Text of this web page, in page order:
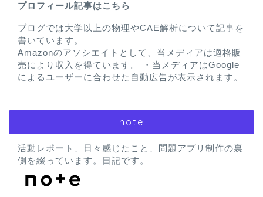
プロフィール記事はこちら
ブログでは大学以上の物理やCAE解析について記事を
書いています。
Amazonのアソシエイトとして、当メディアは適格販
売により収入を得ています。 ・当メディアはGoogle
によるユーザーに合わせた自動広告が表示されます。
note
活動レポート、日々感じたこと、問題アプリ制作の裏
側を綴っています。日記です。